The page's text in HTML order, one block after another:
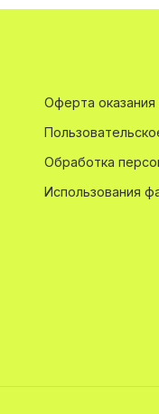
Оферта оказания
Обработка
Использования